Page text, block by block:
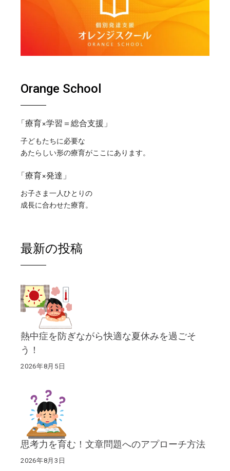
Orange School
「療育×学習＝総合支援」
子どもたちに必要な
あたらしい形の療育がここにあります。
「療育×発達」
お子さま一人ひとりの
成長に合わせた療育。
最新の投稿
熱中症を防ぎながら快適な夏休みを過ごそ
う！
2026年8月5日
思考力を育む！文章問題へのアプローチ方法
2026年8月3日